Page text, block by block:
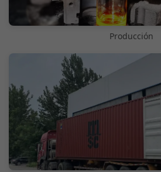
Producción